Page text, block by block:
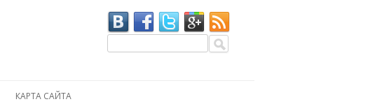
Найти:
КАРТА САЙТА